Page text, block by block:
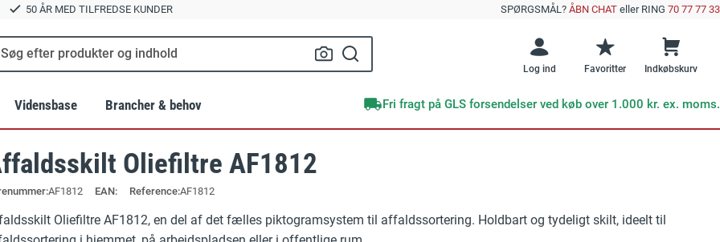
50 ÅR MED TILFREDSE KUNDER SPØRGSMÅL? ÅBN CHATeller RING 70 77 77 33
Log ind Favoritter Indkøbskurv
BR18 Brandskilte
Byggepladsskilte
Relaterede emner
Hvorfor vælge efterlysende skilte?
GRATIS E-BOG
Vidensbase
Standarder
Grafiske services
Supernova+
Brancher & behov
Landbrug
Byggeri og anlæg Veje og vejarbejde
Fri fragt på GLS forsendelser ved køb over 1.000 kr. ex. moms.
Oliefiltre AF1812
AF1812 EAN: Reference:AF1812
Oliefiltre AF1812, en del af det fælles piktogramsystem til affaldssortering. Holdbart og tydeligt skilt, ideelt til